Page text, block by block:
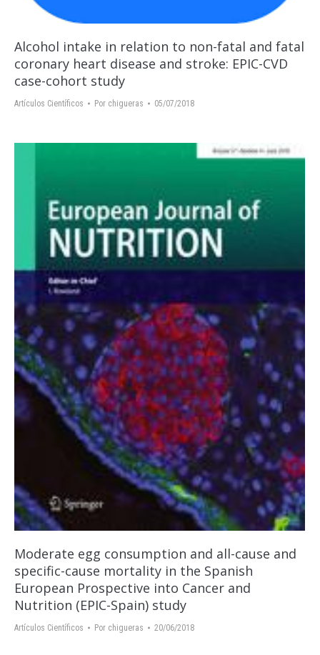
Alcohol intake in relation to non-fatal and fatal
coronary heart disease and stroke: EPIC-CVD
case-cohort study
Artículos Científicos Por chigueras 05/07/2018
Moderate egg consumption and all-cause and
specific-cause mortality in the Spanish
European Prospective into Cancer and
Nutrition (EPIC-Spain) study
Artículos Científicos Por chigueras 20/06/2018